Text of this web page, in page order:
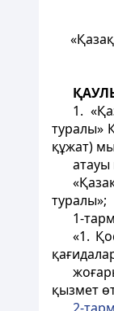
1.
туралы»
құжат)
туралы»;
1-
«1.
қызмет